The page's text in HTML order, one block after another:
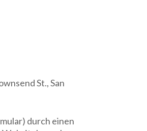
St., San
durch einen